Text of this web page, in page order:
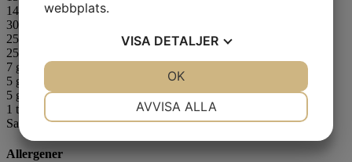
140 g
kalvpuré, tinad
30 g
25 g
, tinad
25 g vispgrädde
7 g kantarellfond
5 g smör
5 g lökpulver
1 tsk timjan, mixad
Salt och peppar
Allergener
webbplats.
VISA DETALJER
AVVISA ALLA
OK